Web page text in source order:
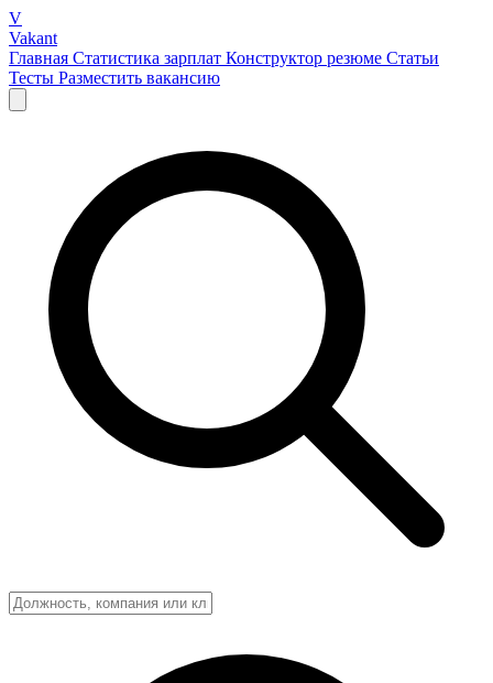
V
Vakant
Главная Статистика зарплат Конструктор резюме Статьи
Тесты Разместить вакансию